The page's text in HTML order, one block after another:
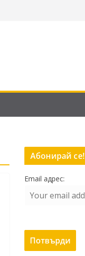
Абонирай се!
Email адрес: